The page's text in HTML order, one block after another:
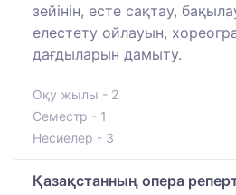
зейінін, есте сақтау,
елестету ойлауын,
дағдыларын дамыту.
Оқу жылы - 2
Семестр - 1
Несиелер - 3
Қазақстанның опера